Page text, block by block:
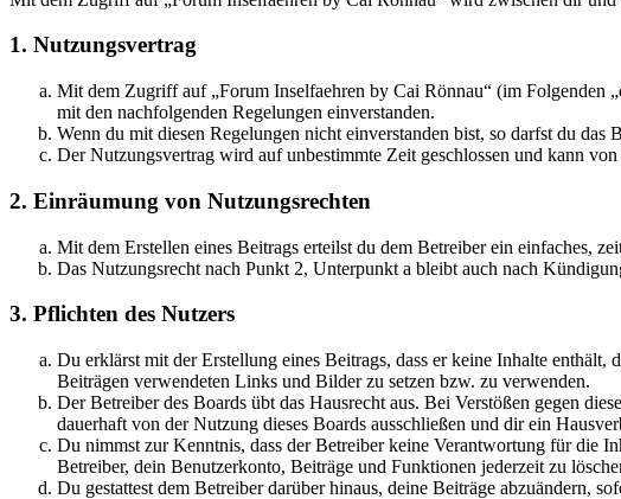
1. Nutzungsvertrag
Mit dem Zugriff auf „Forum Inselfaehren by Cai Rönnau“ (im Folgenden
mit den nachfolgenden Regelungen einverstanden.
Wenn du mit diesen Regelungen nicht einverstanden bist, so darfst du
Der Nutzungsvertrag wird auf unbestimmte Zeit geschlossen und kann
2. Einräumung von Nutzungsrechten
Mit dem Erstellen eines Beitrags erteilst du dem Betreiber ein einfaches,
Das Nutzungsrecht nach Punkt 2, Unterpunkt a bleibt auch nach
3. Pflichten des Nutzers
Du erklärst mit der Erstellung eines Beitrags, dass er keine Inhalte enthält,
Beiträgen verwendeten Links und Bilder zu setzen bzw. zu verwenden.
Der Betreiber des Boards übt das Hausrecht aus. Bei Verstößen gegen
dauerhaft von der Nutzung dieses Boards ausschließen und dir ein
Du nimmst zur Kenntnis, dass der Betreiber keine Verantwortung für die
Betreiber, dein Benutzerkonto, Beiträge und Funktionen jederzeit zu
Du gestattest dem Betreiber darüber hinaus, deine Beiträge abzuändern,